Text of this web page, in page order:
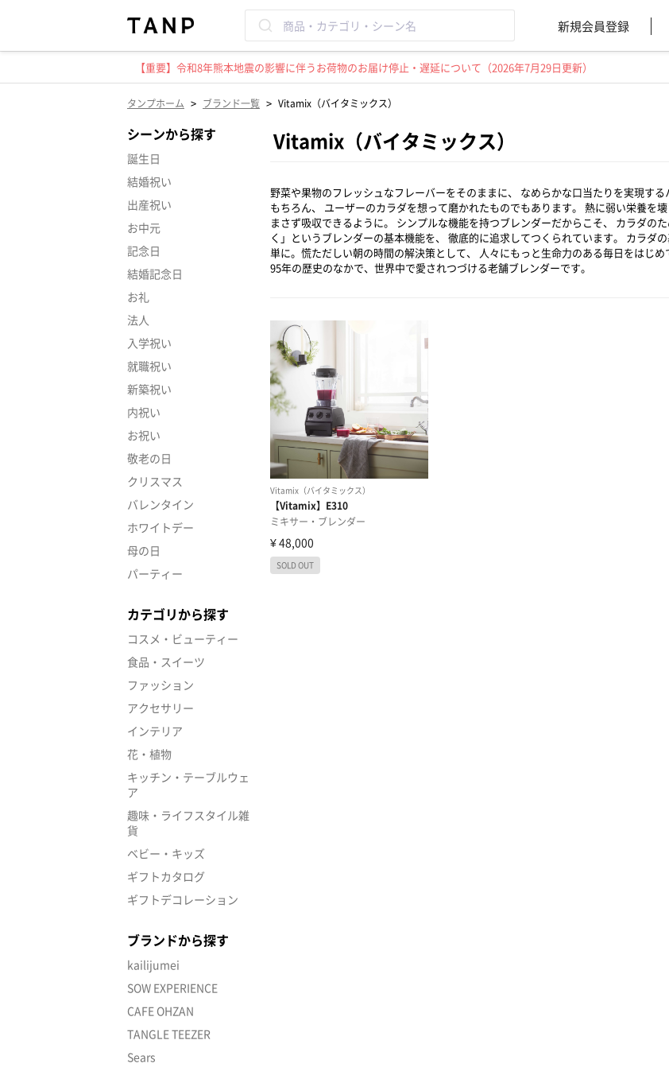
新規会員登録
【重要】令和8年熊本地震の影響に伴うお荷物のお届け停止・遅延について（2026年7月29日更新）
タンプホーム > ブランド一覧 > Vitamix（バイタミックス）
シーンから探す
誕生日
結婚祝い
出産祝い
お中元
記念日
結婚記念日
お礼
法人
入学祝い
就職祝い
新築祝い
内祝い
お祝い
敬老の日
クリスマス
バレンタイン
ホワイトデー
母の日
パーティー
カテゴリから探す
コスメ・ビューティー
食品・スイーツ
ファッション
アクセサリー
インテリア
花・植物
キッチン・テーブルウェ
ア
趣味・ライフスタイル雑
貨
ベビー・キッズ
ギフトカタログ
ギフトデコレーション
ブランドから探す
kailijumei
SOW EXPERIENCE
CAFE OHZAN
TANGLE TEEZER
Sears
Vitamix（バイタミックス）
野菜や果物のフレッシュなフレーバーをそのままに、 なめらかな口当たりを実現す
もちろん、 ユーザーのカラダを想って磨かれたものでもあります。 熱に弱い栄養を
まさず吸収できるように。 シンプルな機能を持つブレンダーだからこそ、 カラダの
く」というブレンダーの基本機能を、 徹底的に追求してつくられています。 カラダ
単に。慌ただしい朝の時間の解決策として、 人々にもっと生命力のある毎日をはじ
95年の歴史のなかで、世界中で愛されつづける老舗ブレンダーです。